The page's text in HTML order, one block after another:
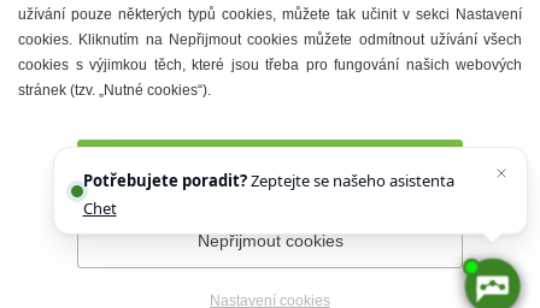
Městské muzeum a galerie
Denní meníčka
Prohlášení o přístupnosti Správce webu
užívání pouze některých typů cookies, můžete tak učinit v sekci Nastavení
cookies. Kliknutím na Nepřijmout cookies můžete odmítnout užívání všech
cookies s výjimkou těch, které jsou třeba pro fungování našich webových
stránek (tzv. „Nutné cookies“).
Nepřijmout cookies
Nastavení cookies
Potřebujete poradit?Zeptejte se našeho asistenta
Chettyho